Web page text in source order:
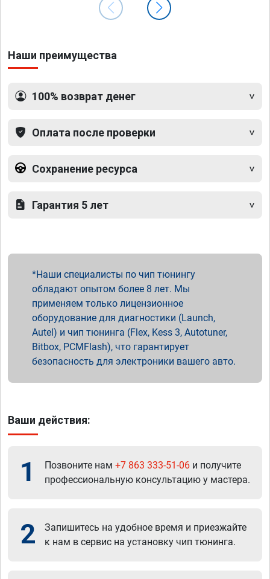
Наши преимущества
100% возврат денег
Оплата после проверки
Сохранение ресурса
Гарантия 5 лет
Наши специалисты по чип тюнингу
обладают опытом более 8 лет. Мы
применяем только лицензионное
оборудование для диагностики (Launch,
Autel) и чип тюнинга (Flex, Kess 3, Autotuner,
Bitbox, PCMFlash), что гарантирует
безопасность для электроники вашего авто.
Ваши действия:
1 Позвоните нам +7 863 333-51-06 и получите
профессиональную консультацию у мастера.
2
Запишитесь на удобное время и приезжайте
к нам в сервис на установку чип тюнинга.